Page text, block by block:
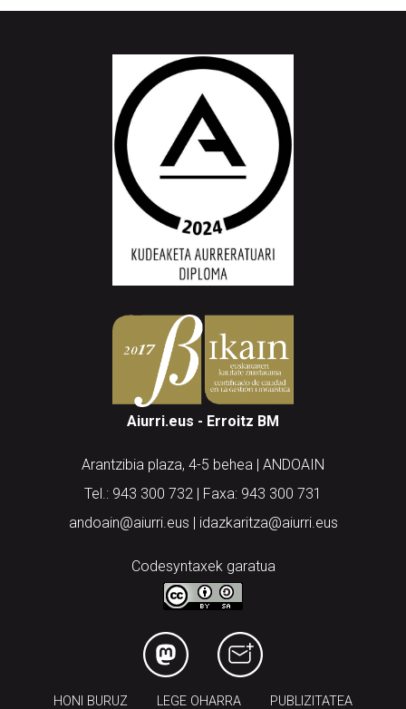
Aiurri.eus - Erroitz BM
Arantzibia plaza, 4-5 behea | ANDOAIN
Tel.: 943 300 732 | Faxa: 943 300 731
andoain@aiurri.eus | idazkaritza@aiurri.eus
Codesyntaxek garatua
HONI BURUZ LEGE OHARRA PUBLIZITATEA